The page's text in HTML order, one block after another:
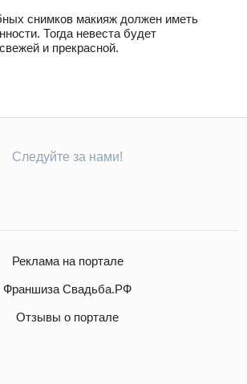
снимков макияж должен иметь
Тогда невеста будет
и прекрасной.
Следуйте за нами!
Реклама на портале
Франшиза Свадьба.РФ
Отзывы о портале